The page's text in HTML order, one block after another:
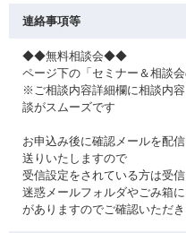
連絡事項等
◆◆無料相談会◆◆
ページ下の「セミナー＆相談
※ご相談内容詳細欄に相談内
談がスムーズです
お申込み後に確認メールを配
送りいたしますので
受信設定をされている方は受
迷惑メールフォルダやごみ箱
がありますのでご確認いただ